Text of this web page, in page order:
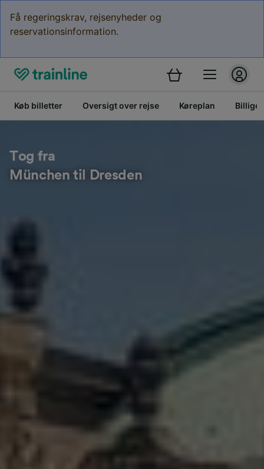
Få regeringskrav, rejsenyheder og
reservationsinformation.
Køb billetter Oversigt over rejse Køreplan Billige
Tog fra
München til Dresden